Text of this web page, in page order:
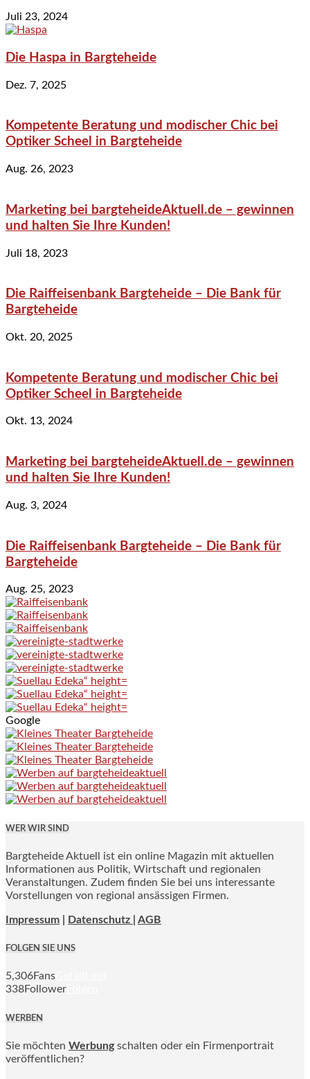
Juli 23, 2024
Die Haspa in Bargteheide
Dez. 7, 2025
Kompetente Beratung und modischer Chic bei
Optiker Scheel in Bargteheide
Aug. 26, 2023
Marketing bei bargteheideAktuell.de – gewinnen
und halten Sie Ihre Kunden!
Juli 18, 2023
Die Raiffeisenbank Bargteheide – Die Bank für
Bargteheide
Okt. 20, 2025
Kompetente Beratung und modischer Chic bei
Optiker Scheel in Bargteheide
Okt. 13, 2024
Marketing bei bargteheideAktuell.de – gewinnen
und halten Sie Ihre Kunden!
Aug. 3, 2024
Die Raiffeisenbank Bargteheide – Die Bank für
Bargteheide
Aug. 25, 2023
Google
WER WIR SIND
Bargteheide Aktuell ist ein online Magazin mit aktuellen
Informationen aus Politik, Wirtschaft und regionalen
Veranstaltungen. Zudem finden Sie bei uns interessante
Vorstellungen von regional ansässigen Firmen.
Impressum Datenschutz | AGB
FOLGEN SIE UNS
5,306Fans
338Follower
WERBEN
Sie möchten Werbung schalten oder ein Firmenportrait
veröffentlichen?